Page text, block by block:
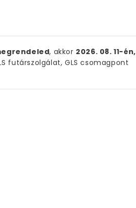
, akkor 2026. 08. 11-én,
futárszolgálat, GLS csomagpont